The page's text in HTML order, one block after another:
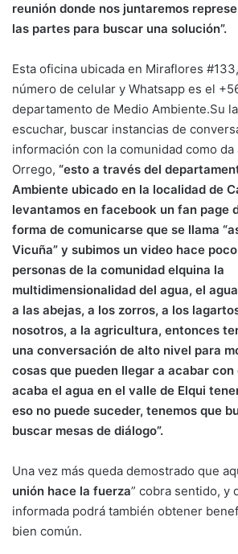
reunión donde nos juntaremos
las partes para buscar una solución”.
Esta oficina ubicada en Miraflores
número de celular y Whatsapp es el
departamento de Medio Ambiente.Su
escuchar, buscar instancias de
información con la comunidad como
Orrego, “esto a través del
Ambiente ubicado en la localidad de
levantamos en facebook un fan page
forma de comunicarse que se llama
Vicuña” y subimos un video hace
personas de la comunidad elquina la
multidimensionalidad del agua, el
a las abejas, a los zorros, a los
nosotros, a la agricultura, entonces
una conversación de alto nivel para
cosas que pueden llegar a acabar con
acaba el agua en el valle de Elqui
eso no puede suceder, tenemos que
buscar mesas de diálogo”.
Una vez más queda demostrado que
unión hace la fuerza” cobra sentido, y
informada podrá también obtener
bien común.